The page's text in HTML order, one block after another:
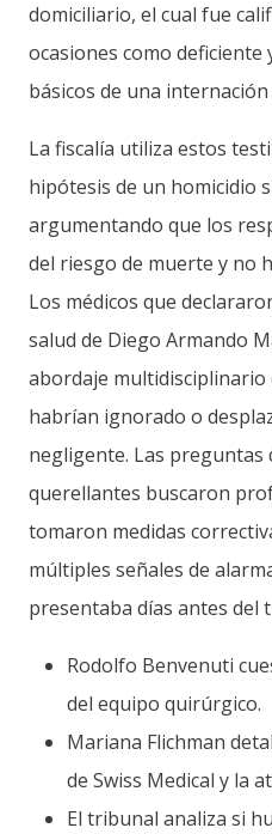
domiciliario, el cual fue
ocasiones como
básicos de una
La fiscalía utiliza estos
hipótesis de un homicidio
argumentando que los
del riesgo de muerte y no
Los médicos que
salud de Diego Armando
abordaje multidisciplinario
habrían ignorado o
negligente. Las preguntas
querellantes buscaron
tomaron medidas
múltiples señales de
presentaba días antes del
Rodolfo Benvenuti
del equipo quirúrgico.
Mariana Flichman
de Swiss Medical y la
El tribunal analiza si